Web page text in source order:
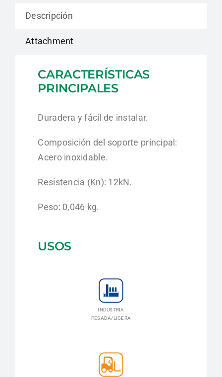
Plus
Descripción
Attachment
CARACTERÍSTICAS
PRINCIPALES
Duradera y fácil de instalar.
Composición del soporte principal:
Acero inoxidable.
Resistencia (Kn): 12kN.
Peso: 0,046 kg.
USOS
INDUSTRIA
PESADA/LIGERA